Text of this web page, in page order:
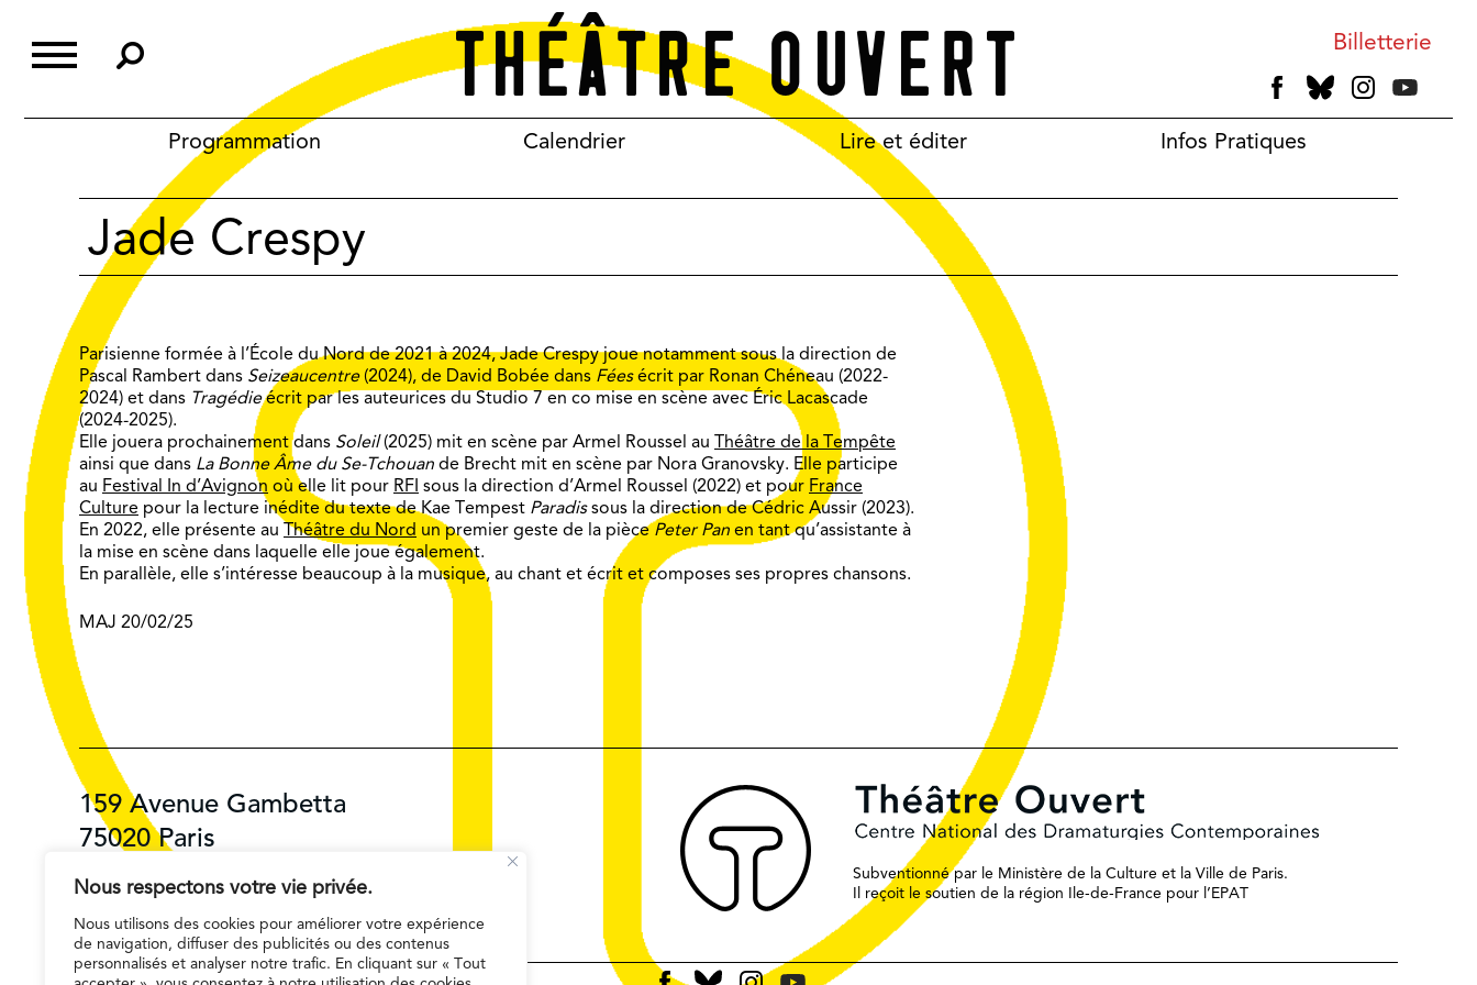
Nous respectons votre vie privée.
Nous utilisons des cookies pour améliorer votre expérience
de navigation, diffuser des publicités ou des contenus
personnalisés et analyser notre trafic. En cliquant sur « Tout
content
Billetterie
Programmation Calendrier Lire et éditer Infos Pratiques
Jade Crespy
Parisienne formée à l’École du Nord de 2021 à 2024, Jade Crespy joue notamment sous la direction de
Pascal Rambert dans Seizeaucentre(2024), de David Bobée dans Féesécrit par Ronan Chéneau (2022-
2024) et dans Tragédieécrit par les auteurices du Studio 7 en co mise en scène avec Éric Lacascade
(2024-2025).
Elle jouera prochainement dans Soleil(2025) mit en scène par Armel Roussel au Théâtre de la Tempête
ainsi que dans La Bonne Âme du Se-Tchouan de Brecht mit en scène par Nora Granovsky. Elle participe
au Festival In d’Avignon où elle lit pour RFI sous la direction d’Armel Roussel (2022) et pour France
Culture pour la lecture inédite du texte de Kae Tempest Paradissous la direction de Cédric Aussir (2023).
En 2022, elle présente au Théâtre du Nord un premier geste de la piècePeter Pan en tant qu’assistante à
la mise en scène dans laquelle elle joue également.
En parallèle, elle s’intéresse beaucoup à la musique, au chant et écrit et composes ses propres chansons.
MAJ 20/02/25
159 Avenue Gambetta
75020 Paris
01 42 55 74 40
Réservations 01 42 55 55 50
Subventionné par le Ministère de la Culture et la Ville de Paris.
Il reçoit le soutien de la région Ile-de-France pour l’EPAT